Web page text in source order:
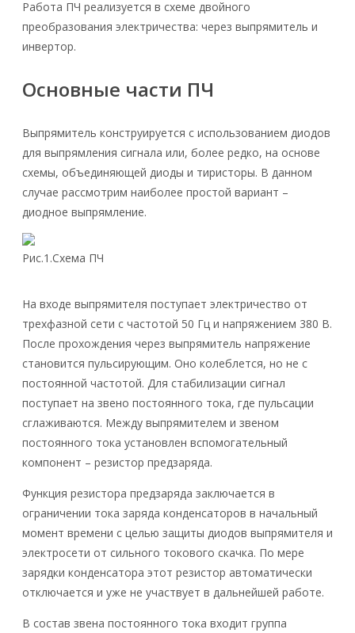
Работа ПЧ реализуется в схеме двойного
преобразования электричества: через выпрямитель и
инвертор.
Основные части ПЧ
Выпрямитель конструируется с использованием диодов
для выпрямления сигнала или, более редко, на основе
схемы, объединяющей диоды и тиристоры. В данном
случае рассмотрим наиболее простой вариант –
диодное выпрямление.
Рис.1.Схема ПЧ
На входе выпрямителя поступает электричество от
трехфазной сети с частотой 50 Гц и напряжением 380 В.
После прохождения через выпрямитель напряжение
становится пульсирующим. Оно колеблется, но не с
постоянной частотой. Для стабилизации сигнал
поступает на звено постоянного тока, где пульсации
сглаживаются. Между выпрямителем и звеном
постоянного тока установлен вспомогательный
компонент – резистор предзаряда.
Функция резистора предзаряда заключается в
ограничении тока заряда конденсаторов в начальный
момент времени с целью защиты диодов выпрямителя и
электросети от сильного токового скачка. По мере
зарядки конденсатора этот резистор автоматически
отключается и уже не участвует в дальнейшей работе.
В состав звена постоянного тока входит группа